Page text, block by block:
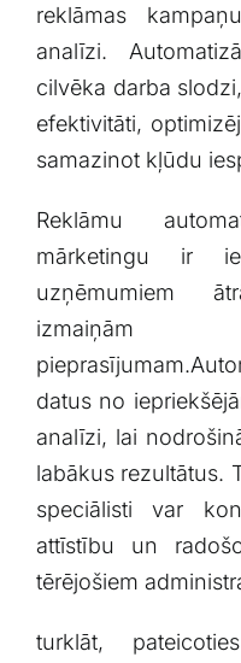
reklāmas
analīzi.⁢
⁢cilvēka ‌darba
efektivitāti,
samazinot kļūdu
Reklāmu⁢
mārketingu ir
uzņēmumiem
izmaiņām
datus no
analīzi, lai
labākus ⁢rezultātus.
speciālisti var⁢
attīstību un
tērējošiem
turklāt,